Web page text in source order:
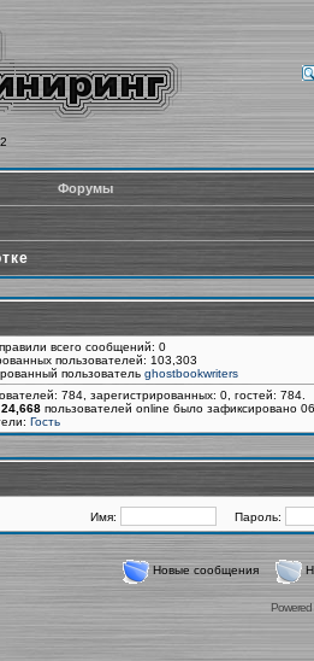
Форумы
всего сообщений: 0
пользователей: 103,303
пользователь ghostbookwriters
784, зарегистрированных: 0, гостей:
24,668 пользователей online было зафиксировано
Гость
Имя: Пароль:
Новые сообщения